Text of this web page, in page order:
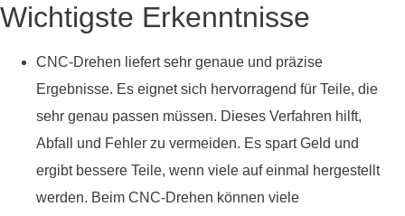
Wichtigste Erkenntnisse
CNC-Drehen liefert sehr genaue und präzise
Ergebnisse. Es eignet sich hervorragend für Teile, die
sehr genau passen müssen. Dieses Verfahren hilft,
Abfall und Fehler zu vermeiden. Es spart Geld und
ergibt bessere Teile, wenn viele auf einmal hergestellt
werden. Beim CNC-Drehen können viele